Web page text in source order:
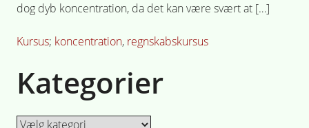
dog dyb koncentration, da det kan være svært at […]
Posted
Kursus Tagged
koncentration, regnskabskursus
Kategorier
Kategorier